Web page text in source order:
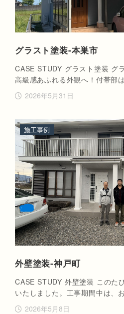
グラスト塗装-本巣市
CASE STUDY グラスト塗装 グ
高級感あふれる外観へ！付帯部
2026年5月31日
外壁塗装-神戸町
CASE STUDY 外壁塗装 このた
いたしました。工事期間中は、
2026年5月8日
施工事例